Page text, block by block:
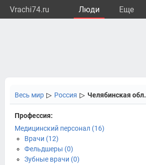
Vrachi74.ru Люди Eще
Весь мир ▷ Россия ▷ Челябинская обл.
Профессия:
Медицинский персонал (16)
Врачи (12)
Фельдшеры (0)
Зубные врачи (0)